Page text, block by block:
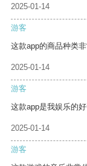
2025-01-14
游客
这款app的商品种类
2025-01-14
游客
这款app是我娱乐的
2025-01-14
游客